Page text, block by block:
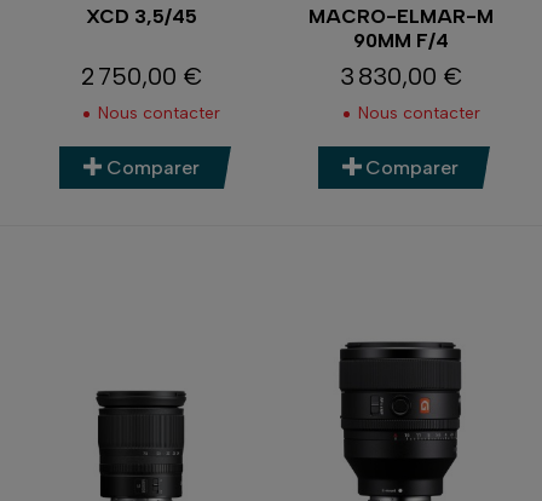
XCD 3,5/45
Prix
2 750,00 €
Nous contacter
Comparer
MACRO-ELMAR-M
90MM F/4
Prix
3 830,00 €
Nous contacter
Comparer